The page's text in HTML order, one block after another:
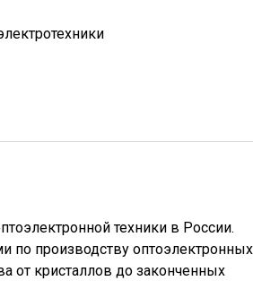
техники в России.
по производству оптоэлектронных
от кристаллов до законченных